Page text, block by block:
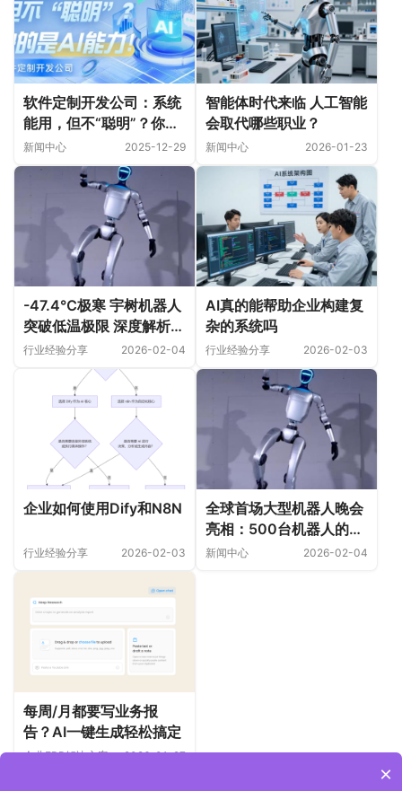
软件定制开发公司：系统
能用，但不“聪明”？你缺
的是AI能力！
新闻中心 2025-12-29
智能体时代来临 人工智能
会取代哪些职业？
新闻中心 2026-01-23
-47.4℃极寒 宇树机器人
突破低温极限 深度解析来
了
行业经验分享 2026-02-04
AI真的能帮助企业构建复
杂的系统吗
行业经验分享 2026-02-03
企业如何使用Dify和N8N
行业经验分享 2026-02-03
全球首场大型机器人晚会
亮相：500台机器人的协
同挑战与精准演绎
新闻中心 2026-02-04
每周/月都要写业务报
告？AI一键生成轻松搞定
企业ERP解决方案 2026-01-27
×